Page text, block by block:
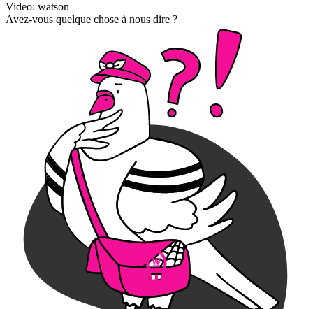
Video: watson
Avez-vous quelque chose à nous dire ?